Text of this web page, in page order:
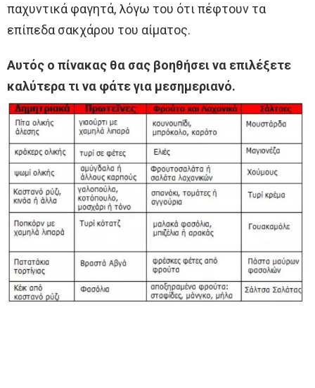
παχυντικά φαγητά, λόγω του ότι πέφτουν τα
επίπεδα σακχάρου του αίματος.
Αυτός ο πίνακας θα σας βοηθήσει να επιλέξετε
καλύτερα τι να φάτε για μεσημεριανό.